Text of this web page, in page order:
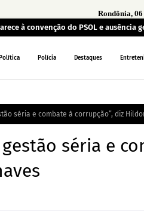
Rondônia, 06
à convenção do PSOL e
Política Polícia Destaques
séria e combate à corrupção”, diz
séria e